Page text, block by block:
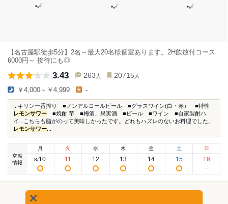
【名古屋駅徒歩5分】2名～最大20名様個室あります。2H飲放付コース
6000円～ 接待にも◎
3.43 263 人 20715 人
￥4,000～￥4,999 -
...キリン一番搾り ■ノンアルコールビール ■グラスワイン(白・赤） ■特性
レモンサワー ■焼酎 芋 ■梅酒、果実酒 ■ビール ■ワイン ■自家製酎ハ
イ...こちらも脂がのって美味しかったです。どれもハズレのないお料理でした。
レモンサワー
空席
情報
月
8/10
火
11
水
12
木
13
金
14
土
15
日
16